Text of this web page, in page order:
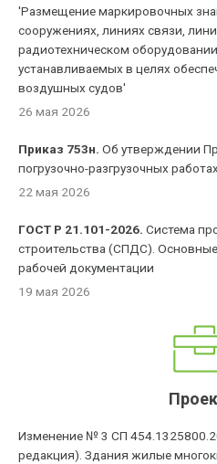
'Размещение маркировочных
сооружениях, линиях связи,
радиотехническом оборудовании
устанавливаемых в целях
воздушных судов'
26 мая 2026
Приказ 753н. Об утверждении
погрузочно-разгрузочных
22 мая 2026
ГОСТ Р 21.101-2026. Система
строительства (СПДС).
рабочей документации
19 мая 2026
Изменение № 3 СП
редакция). Здания жилые